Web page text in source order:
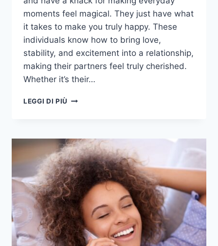
moments feel magical. They just have what
it takes to make you truly happy. These
individuals know how to bring love,
stability, and excitement into a relationship,
making their partners feel truly cherished.
Whether it’s their…
LEGGI DI PIÙ
CHE
HANNO
MAGGIORI
PROBABILITÀ
DI
PORTARE
LA
VERA
FELICITÀ
IN
UN